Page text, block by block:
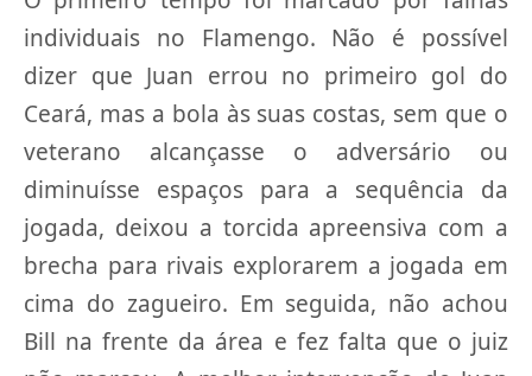
individuais no Flamengo. Não é possível
dizer que Juan errou no primeiro gol do
Ceará, mas a bola às suas costas, sem que o
veterano alcançasse o adversário ou
diminuísse espaços para a sequência da
jogada, deixou a torcida apreensiva com a
brecha para rivais explorarem a jogada em
cima do zagueiro. Em seguida, não achou
Bill na frente da área e fez falta que o juiz